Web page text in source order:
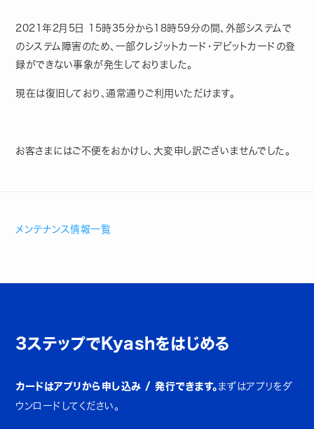
2021年2月5日 15時35分から18時59分の間、外部システムで
のシステム障害のため、一部クレジットカード・デビットカードの登
録ができない事象が発生しておりました。
現在は復旧しており、通常通りご利用いただけます。
お客さまにはご不便をおかけし、大変申し訳ございませんでした。
メンテナンス情報一覧
3ステップでKyashをはじめる
カードはアプリから申し込み / 発行できます。 まずはアプリをダ
ウンロードしてください。